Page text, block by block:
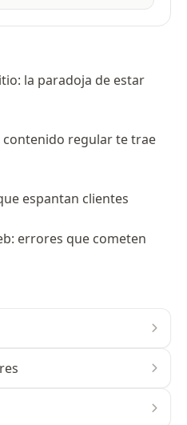
la paradoja de estar
contenido regular te trae
espantan clientes
errores que cometen